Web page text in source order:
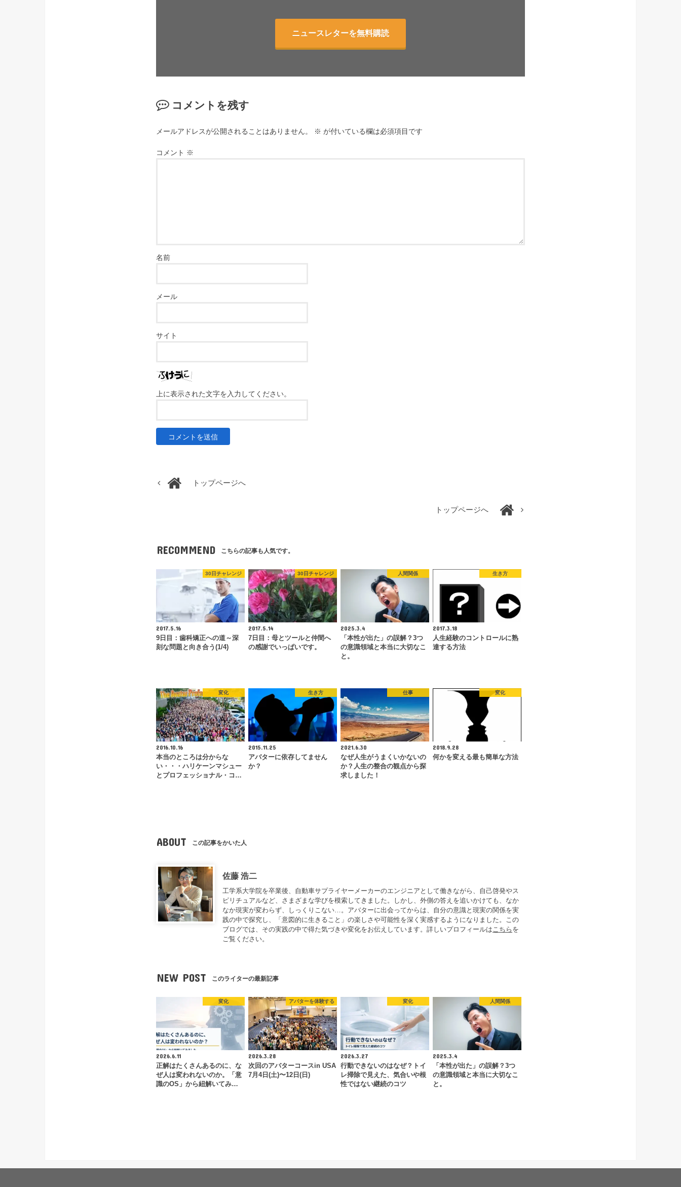
ニュースレターを無料購読
コメントを残す
メールアドレスが公開されることはありません。 ※ が付いている欄は必須項目です
コメント ※
名前
メール
サイト
上に表示された文字を入力してください。
トップページへ
トップページへ
RECOMMEND こちらの記事も人気です。
30日チャレンジ
2017.5.16
9日目：歯科矯正への道～深
刻な問題と向き合う(1/4)
30日チャレンジ
2017.5.14
7日目：母とツールと仲間へ
の感謝でいっぱいです。
人間関係
2025.3.4
「本性が出た」の誤解？3つ
の意識領域と本当に大切なこ
と。
生き方
2017.3.18
人生経験のコントロールに熟
達する方法
変化
2016.10.16
本当のところは分からな
い・・・ハリケーンマシュー
とプロフェッショナル・コ…
生き方
2015.11.25
アバターに依存してません
か？
仕事
2021.6.30
なぜ人生がうまくいかないの
か？人生の整合の観点から探
求しました！
変化
2018.9.28
何かを変える最も簡単な方法
ABOUT この記事をかいた人
佐藤 浩二
工学系大学院を卒業後、自動車サプライヤーメーカーのエンジニアとして働きながら、自己啓発やス
ピリチュアルなど、さまざまな学びを模索してきました。しかし、外側の答えを追いかけても、なか
なか現実が変わらず、しっくりこない…。アバターに出会ってからは、自分の意識と現実の関係を実
践の中で探究し、「意図的に生きること」の楽しさや可能性を深く実感するようになりました。この
ブログでは、その実践の中で得た気づきや変化をお伝えしています。詳しいプロフィールは こちら を
ご覧ください。
NEW POST このライターの最新記事
変化
2026.6.11
正解はたくさんあるのに、な
ぜ人は変われないのか。「意
識のOS」から紐解いてみ…
アバターを体験する
2026.3.28
次回のアバターコースin USA
7月4日(土)〜12日(日)
変化
2026.3.27
行動できないのはなぜ？トイ
レ掃除で見えた、気合いや根
性ではない継続のコツ
人間関係
2025.3.4
「本性が出た」の誤解？3つ
の意識領域と本当に大切なこ
と。